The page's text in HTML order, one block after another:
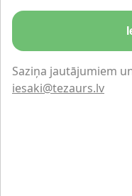
Saziņa jautājumiem
iesaki@tezaurs.lv